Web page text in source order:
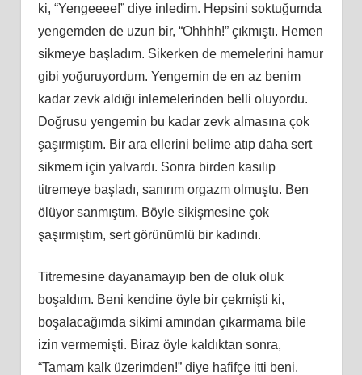
ki, “Yengeeee!” diye inledim. Hepsini soktuğumda
yengemden de uzun bir, “Ohhhh!” çıkmıştı. Hemen
sikmeye başladım. Sikerken de memelerini hamur
gibi yoğuruyordum. Yengemin de en az benim
kadar zevk aldığı inlemelerinden belli oluyordu.
Doğrusu yengemin bu kadar zevk almasına çok
şaşırmıştım. Bir ara ellerini belime atıp daha sert
sikmem için yalvardı. Sonra birden kasılıp
titremeye başladı, sanırım orgazm olmuştu. Ben
ölüyor sanmıştım. Böyle sikişmesine çok
şaşırmıştım, sert görünümlü bir kadındı.
Titremesine dayanamayıp ben de oluk oluk
boşaldım. Beni kendine öyle bir çekmişti ki,
boşalacağımda sikimi amından çıkarmama bile
izin vermemişti. Biraz öyle kaldıktan sonra,
“Tamam kalk üzerimden!” diye hafifçe itti beni.